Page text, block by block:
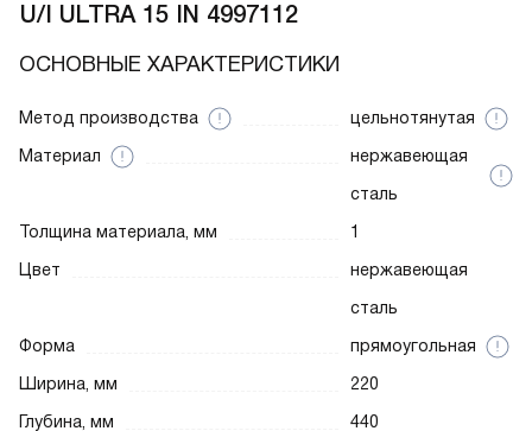
U/I ULTRA 15 IN 4997112
ОСНОВНЫЕ ХАРАКТЕРИСТИКИ
Метод производства
цельнотянутая
Материал
нержавеющая
сталь
Толщина материала, мм
1
Цвет
нержавеющая
сталь
Форма
прямоугольная
Ширина, мм
220
Глубина, мм
440